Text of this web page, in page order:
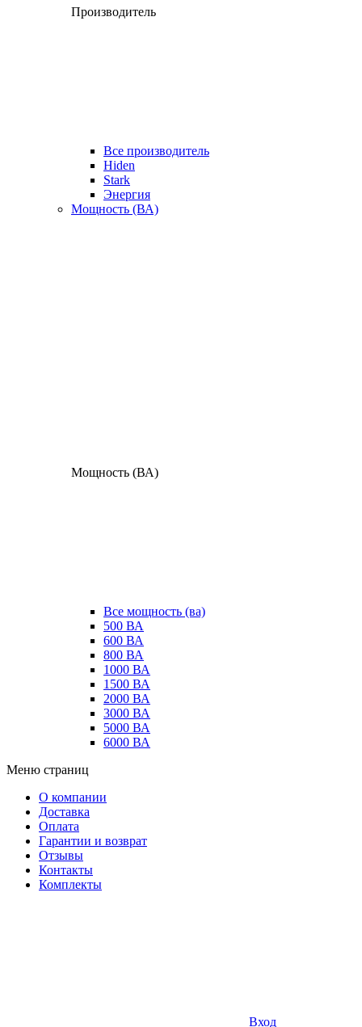
Производитель
Все производитель
Hiden
Stark
Энергия
Мощность (ВА)
Мощность (ВА)
Все мощность (ва)
500 ВА
600 ВА
800 ВА
1000 ВА
1500 ВА
2000 ВА
3000 ВА
5000 ВА
6000 ВА
Меню страниц
О компании
Доставка
Оплата
Гарантии и возврат
Отзывы
Контакты
Комплекты
Вход